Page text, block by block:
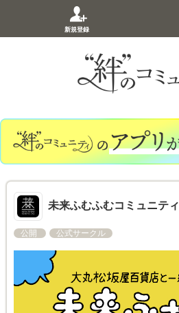
新規登録
未来ふむふむコミュニティ
公開 公式サークル